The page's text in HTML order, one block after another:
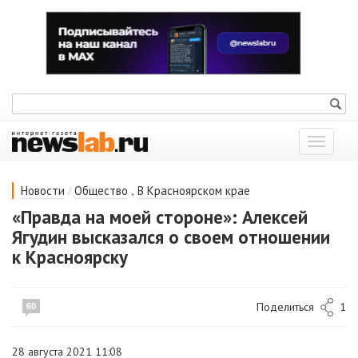
Показать
меню
Новости / Общество , В Красноярском крае
«Правда на моей стороне»: Алексей
Ягудин высказался о своем отношении
к Красноярску
60 Поделиться 1
28 августа 2021 11:08